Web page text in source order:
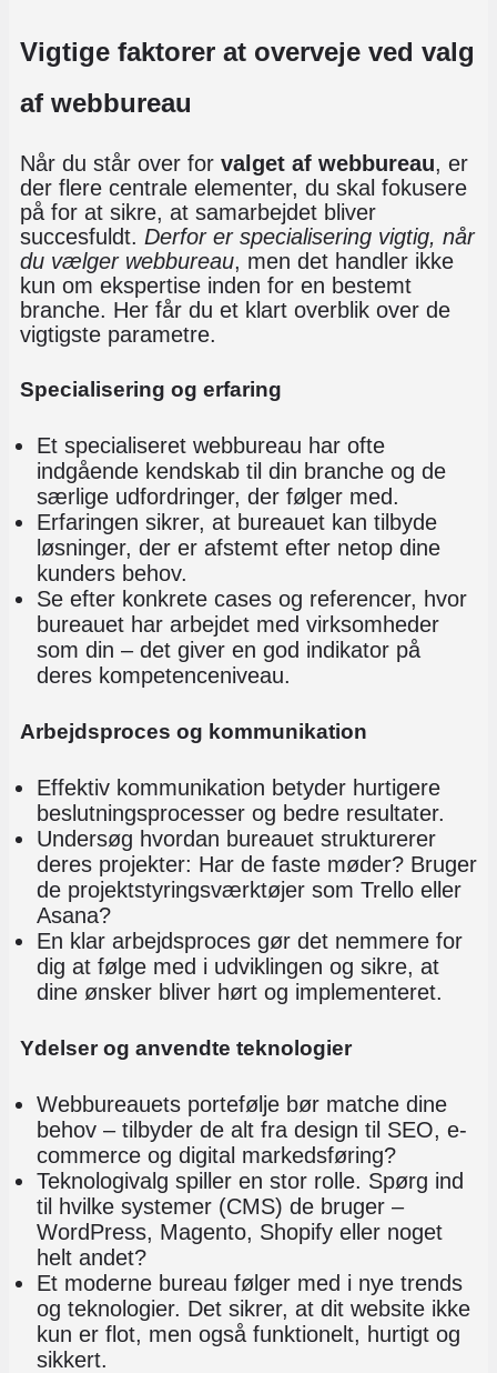
Vigtige faktorer at overveje ved valg
af webbureau
Når du står over for valget af webbureau, er
der flere centrale elementer, du skal fokusere
på for at sikre, at samarbejdet bliver
succesfuldt. Derfor er specialisering vigtig, når
du vælger webbureau, men det handler ikke
kun om ekspertise inden for en bestemt
branche. Her får du et klart overblik over de
vigtigste parametre.
Specialisering og erfaring
Et specialiseret webbureau har ofte
indgående kendskab til din branche og de
særlige udfordringer, der følger med.
Erfaringen sikrer, at bureauet kan tilbyde
løsninger, der er afstemt efter netop dine
kunders behov.
Se efter konkrete cases og referencer, hvor
bureauet har arbejdet med virksomheder
som din – det giver en god indikator på
deres kompetenceniveau.
Arbejdsproces og kommunikation
Effektiv kommunikation betyder hurtigere
beslutningsprocesser og bedre resultater.
Undersøg hvordan bureauet strukturerer
deres projekter: Har de faste møder? Bruger
de projektstyringsværktøjer som Trello eller
Asana?
En klar arbejdsproces gør det nemmere for
dig at følge med i udviklingen og sikre, at
dine ønsker bliver hørt og implementeret.
Ydelser og anvendte teknologier
Webbureauets portefølje bør matche dine
behov – tilbyder de alt fra design til SEO, e-
commerce og digital markedsføring?
Teknologivalg spiller en stor rolle. Spørg ind
til
hvilke systemer (CMS) de bruger –
WordPress, Magento, Shopify eller noget
helt andet?
Et moderne bureau følger med i nye trends
og teknologier. Det sikrer, at dit website ikke
kun er flot, men også funktionelt, hurtigt og
sikkert.